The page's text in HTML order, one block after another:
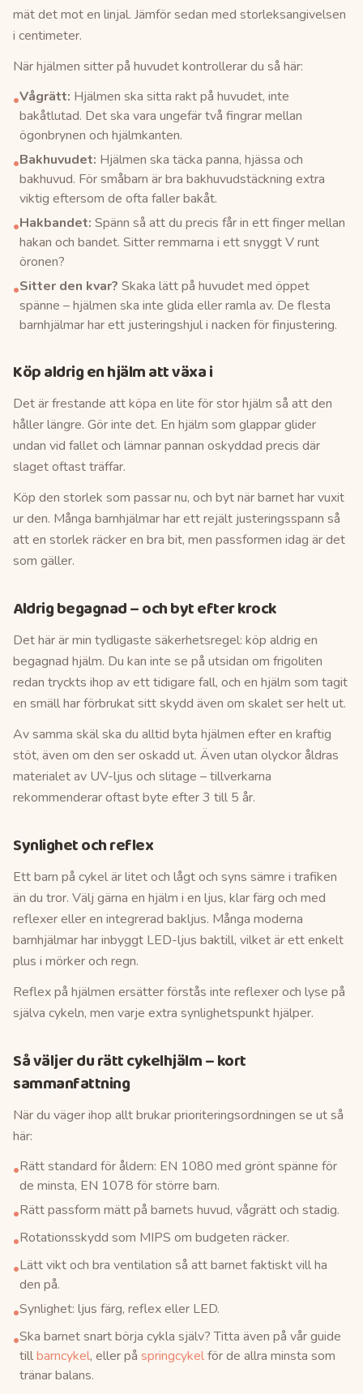
mät det mot en linjal. Jämför sedan med storleksangivelsen
i centimeter.
När hjälmen sitter på huvudet kontrollerar du så här:
•Vågrätt: Hjälmen ska sitta rakt på huvudet, inte
bakåtlutad. Det ska vara ungefär två fingrar mellan
ögonbrynen och hjälmkanten.
•Bakhuvudet: Hjälmen ska täcka panna, hjässa och
bakhuvud. För småbarn är bra bakhuvudstäckning extra
viktig eftersom de ofta faller bakåt.
•Hakbandet: Spänn så att du precis får in ett finger mellan
hakan och bandet. Sitter remmarna i ett snyggt V runt
öronen?
•Sitter den kvar? Skaka lätt på huvudet med öppet
spänne – hjälmen ska inte glida eller ramla av. De flesta
barnhjälmar har ett justeringshjul i nacken för finjustering.
Köp aldrig en hjälm att växa i
Det är frestande att köpa en lite för stor hjälm så att den
håller längre. Gör inte det. En hjälm som glappar glider
undan vid fallet och lämnar pannan oskyddad precis där
slaget oftast träffar.
Köp den storlek som passar nu, och byt när barnet har vuxit
ur den. Många barnhjälmar har ett rejält justeringsspann så
att en storlek räcker en bra bit, men passformen idag är det
som gäller.
Aldrig begagnad – och byt efter krock
Det här är min tydligaste säkerhetsregel: köp aldrig en
begagnad hjälm. Du kan inte se på utsidan om frigoliten
redan tryckts ihop av ett tidigare fall, och en hjälm som tagit
en smäll har förbrukat sitt skydd även om skalet ser helt ut.
Av samma skäl ska du alltid byta hjälmen efter en kraftig
stöt, även om den ser oskadd ut. Även utan olyckor åldras
materialet av UV-ljus och slitage – tillverkarna
rekommenderar oftast byte efter 3 till 5 år.
Synlighet och reflex
Ett barn på cykel är litet och lågt och syns sämre i trafiken
än du tror. Välj gärna en hjälm i en ljus, klar färg och med
reflexer eller en integrerad bakljus. Många moderna
barnhjälmar har inbyggt LED-ljus baktill, vilket är ett enkelt
plus i mörker och regn.
Reflex på hjälmen ersätter förstås inte reflexer och lyse på
själva cykeln, men varje extra synlighetspunkt hjälper.
Så väljer du rätt cykelhjälm – kort
sammanfattning
När du väger ihop allt brukar prioriteringsordningen se ut så
här:
•Rätt standard för åldern: EN 1080 med grönt spänne för
de minsta, EN 1078 för större barn.
•Rätt passform mätt på barnets huvud, vågrätt och stadig.
•Rotationsskydd som MIPS om budgeten räcker.
•Lätt vikt och bra ventilation så att barnet faktiskt vill ha
den på.
•Synlighet: ljus färg, reflex eller LED.
•Ska barnet snart börja cykla själv? Titta även på vår guide
tillbarncykel, eller på springcykelför de allra minsta som
tränar balans.